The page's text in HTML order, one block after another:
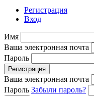
Регистрация
Вход
Имя
Ваша электронная почта
Пароль
Регистрация
Ваша электронная почта
Пароль Забыли пароль?